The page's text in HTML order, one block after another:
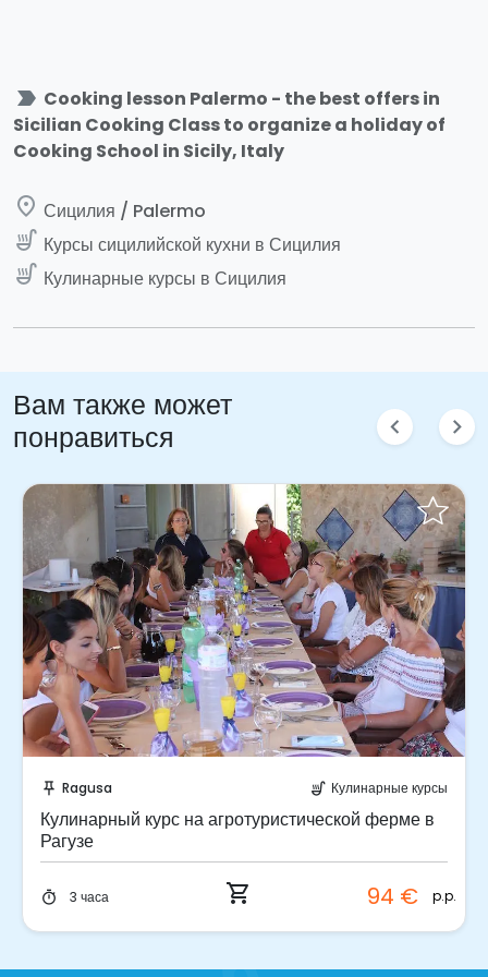
label_important Cooking lesson Palermo - the best offers in
Sicilian Cooking Class to organize a holiday of
Cooking School in Sicily, Italy
place Сицилия / Palermo
soup_kitchen Курсы сицилийской кухни в Сицилия
soup_kitchen Кулинарные курсы в Сицилия
Вам также может
понравиться
chevron_left chevron_right
push_pin Ragusa soup_kitchen Кулинарные курсы
Кулинарный курс на агротуристической ферме в
Рагузе
timer 3 часа shopping_cart 94 € p.p.